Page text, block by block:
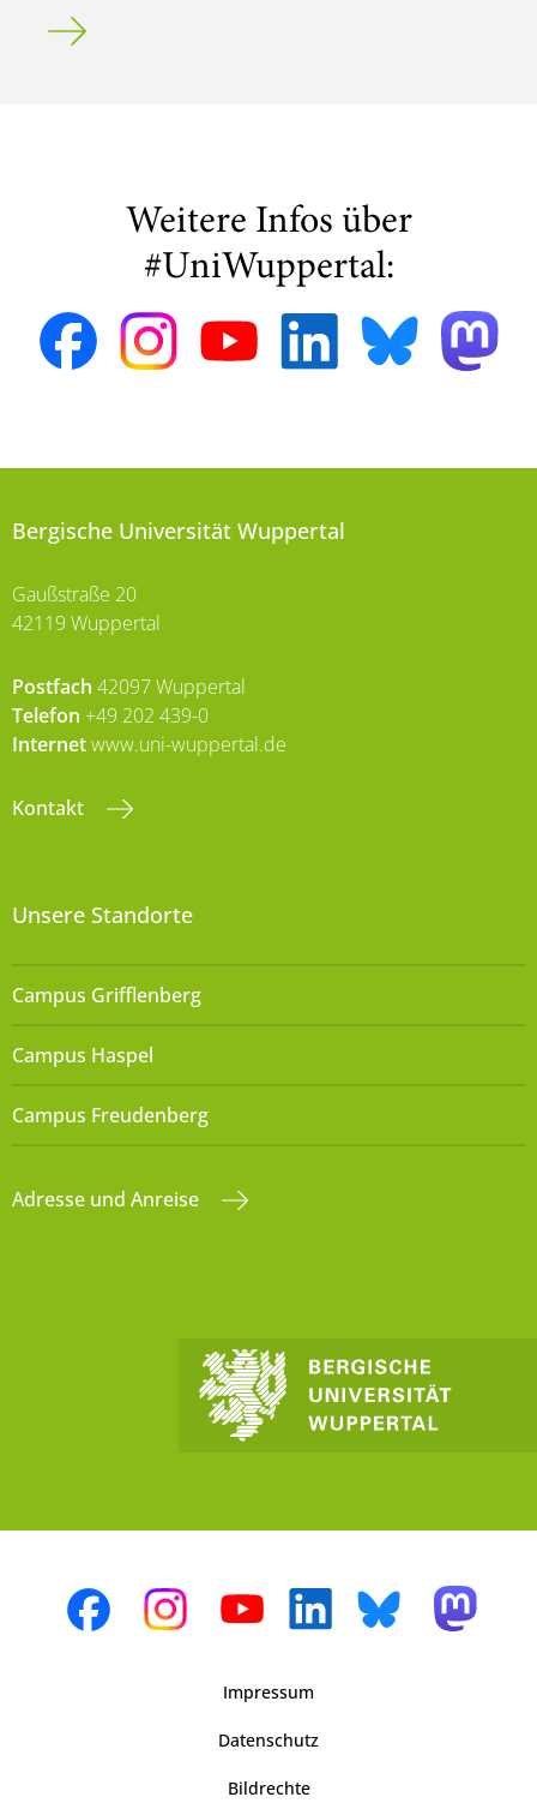
Für MEd-Studierende: Einstieg in den
Weitere Infos über
#UniWuppertal:
Bergische Universität Wuppertal
Gaußstraße 20
42119 Wuppertal
Postfach 42097 Wuppertal
Telefon +49 202 439-0
Internetwww.uni-wuppertal.de
Kontakt
Unsere Standorte
Campus Grifflenberg
Campus Haspel
Campus Freudenberg
Adresse und Anreise
Impressum
Datenschutz
Bildrechte